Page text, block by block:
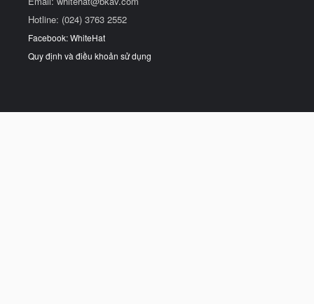
Hotline: (024) 3763 2552
Facebook: WhiteHat
Quy định và điều khoản sử dụng